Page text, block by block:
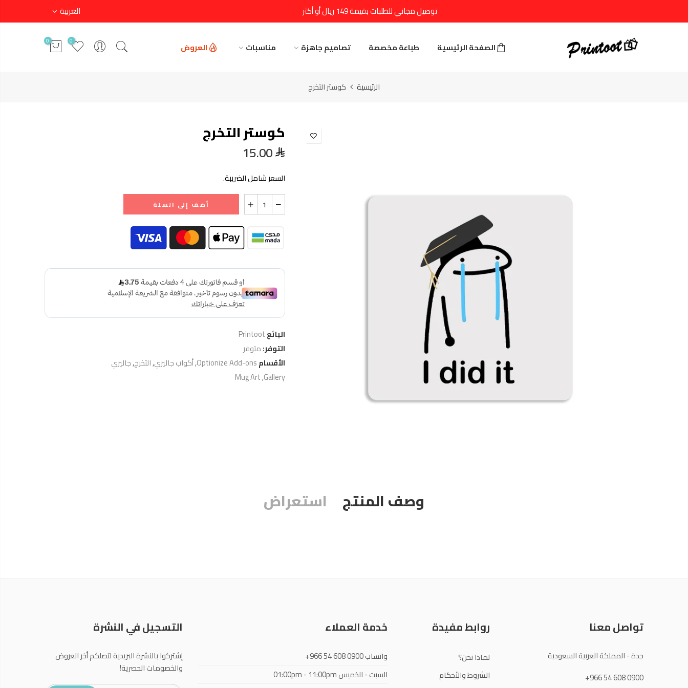
توصيل مجاني للطلبات بقيمة 149 ريال أو أكثر العربية
الصفحة الرئيسية طباعة مخصصة تصاميم جاهزة مناسبات العروض 0
0
الرئيسية كوستر التخرج
كوستر التخرج
15.00
السعر شامل الضريبة.
أضف إلى السلة
البائعPrintoot
التوفر:متوفر
الأقسامOptionize Add-ons
,أكواب جاليري,التخرج,جاليري
Gallery
,
Mug Art
وصف المنتج استعراض
تواصل معنا
جدة - المملكة العربية السعودية
+966 54 608 0900
روابط مفيدة
لماذا نحن؟
الشروط والأحكام
خدمة العملاء
واتساب+966 54 608 0900
السبت - الخميس01:00pm - 11:00pm
التسجيل في النشرة
إشتركوا بالنشرة البريدية لتصلكم أخر العروض
والخصومات الحصرية!